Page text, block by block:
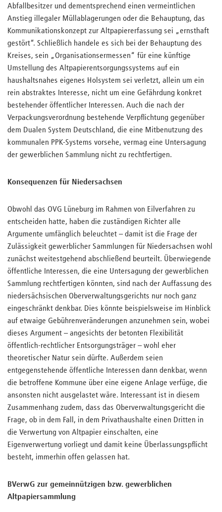
Abfallbesitzer und dementsprechend einen vermeintlichen
Anstieg illegaler Müllablagerungen oder die Behauptung, das
Kommunikationskonzept zur Altpapiererfassung sei „ernsthaft
gestört“. Schließlich handele es sich bei der Behauptung des
Kreises, sein „Organisationsermessen“ für eine künftige
Umstellung des Altpapierentsorgungssystems auf ein
haushaltsnahes eigenes Holsystem sei verletzt, allein um ein
rein abstraktes Interesse, nicht um eine Gefährdung konkret
bestehender öffentlicher Interessen. Auch die nach der
Verpackungsverordnung bestehende Verpflichtung gegenüber
dem Dualen System Deutschland, die eine Mitbenutzung des
kommunalen PPK-Systems vorsehe, vermag eine Untersagung
der gewerblichen Sammlung nicht zu rechtfertigen.
Konsequenzen für Niedersachsen
Obwohl das OVG Lüneburg im Rahmen von Eilverfahren zu
entscheiden hatte, haben die zuständigen Richter alle
Argumente umfänglich beleuchtet – damit ist die Frage der
Zulässigkeit gewerblicher Sammlungen für Niedersachsen wohl
zunächst weitestgehend abschließend beurteilt. Überwiegende
öffentliche Interessen, die eine Untersagung der gewerblichen
Sammlung rechtfertigen könnten, sind nach der Auffassung des
niedersächsischen Oberverwaltungsgerichts nur noch ganz
eingeschränkt denkbar. Dies könnte beispielsweise im Hinblick
auf etwaige Gebührenveränderungen anzunehmen sein, wobei
dieses Argument – angesichts der betonten Flexibilität
öffentlich-rechtlicher Entsorgungsträger – wohl eher
theoretischer Natur sein dürfte. Außerdem seien
entgegenstehende öffentliche Interessen dann denkbar, wenn
die betroffene Kommune über eine eigene Anlage verfüge, die
ansonsten nicht ausgelastet wäre. Interessant ist in diesem
Zusammenhang zudem, dass das Oberverwaltungsgericht die
Frage, ob in dem Fall, in dem Privathaushalte einen Dritten in
die Verwertung von Altpapier einschalten, eine
Eigenverwertung vorliegt und damit keine Überlassungspflicht
besteht, immerhin offen gelassen hat.
BVerwG zur gemeinnützigen bzw. gewerblichen
Altpapiersammlung